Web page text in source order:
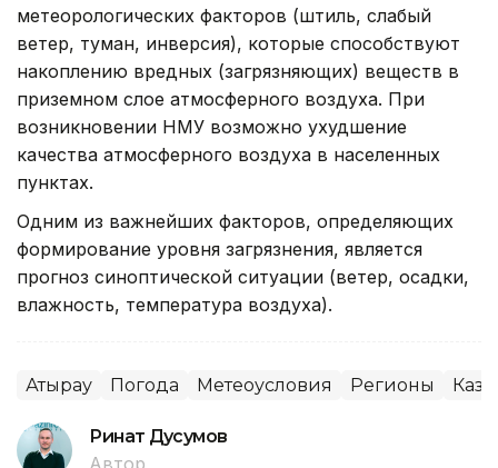
метеорологических факторов (штиль, слабый
ветер, туман, инверсия), которые способствуют
накоплению вредных (загрязняющих) веществ в
приземном слое атмосферного воздуха. При
возникновении НМУ возможно ухудшение
качества атмосферного воздуха в населенных
пунктах.
Одним из важнейших факторов, определяющих
формирование уровня загрязнения, является
прогноз синоптической ситуации (ветер, осадки,
влажность, температура воздуха).
Атырау Погода Метеоусловия Регионы
Ринат Дусумов
Автор